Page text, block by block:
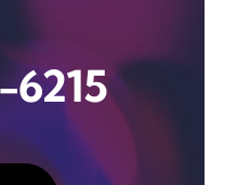
6215